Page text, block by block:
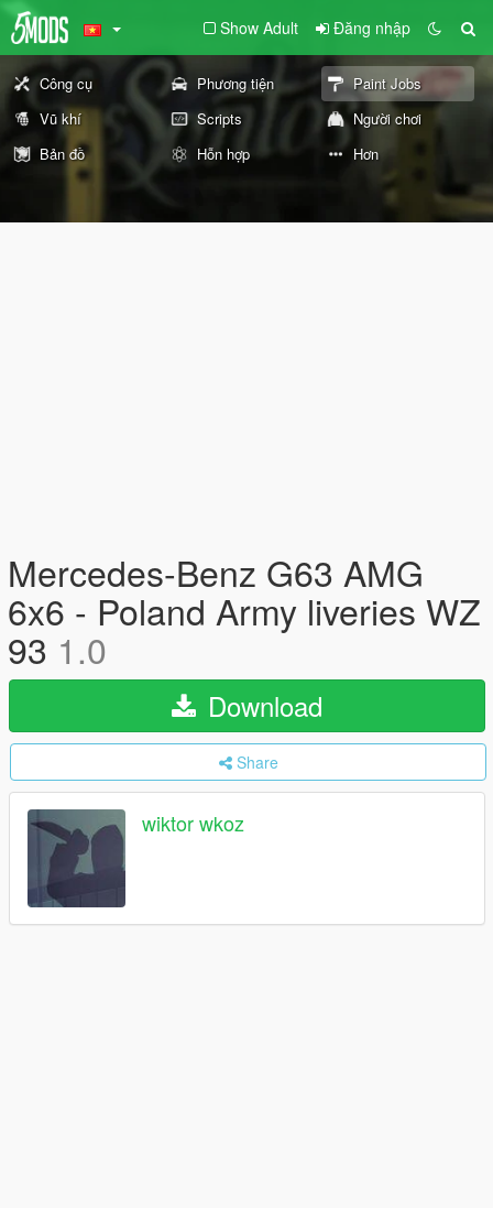
Show Adult Đăng nhập
Công cụ Phương tiện
Paint Jobs
Vũ khí
Scripts
Người chơi
Bản đồ
Hỗn hợp Hơn
Mercedes-Benz G63 AMG
6x6 - Poland Army liveries WZ
93 1.0
Download
Share
wiktor wkoz